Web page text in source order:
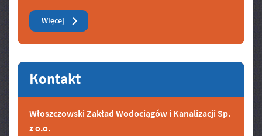
Więcej Zobacz też
Kontakt
Włoszczowski Zakład Wodociągów i Kanalizacji Sp.
z o.o.